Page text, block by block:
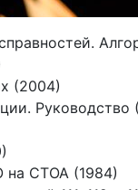
(2004)
Руководство
на СТОА (1984)